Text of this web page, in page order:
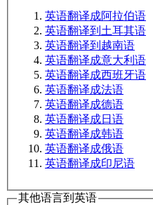
英语翻译成阿拉伯语
英语翻译到土耳其语
英语翻译到越南语
英语翻译成意大利语
英语翻译成西班牙语
英语翻译成法语
英语翻译成德语
英语翻译成日语
英语翻译成韩语
英语翻译成俄语
英语翻译成印尼语
其他语言到英语